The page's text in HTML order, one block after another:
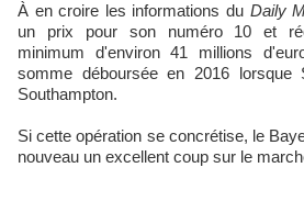
À en croire les informations du Daily
un prix pour son numéro 10 et
minimum d'environ 41 millions
somme déboursée en 2016 lorsque
Southampton.
Si cette opération se concrétise, le
nouveau un excellent coup sur le